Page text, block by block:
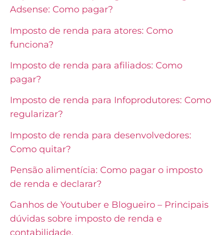
Adsense: Como pagar?
Imposto de renda para atores: Como
funciona?
Imposto de renda para afiliados: Como
pagar?
Imposto de renda para Infoprodutores: Como
regularizar?
Imposto de renda para desenvolvedores:
Como quitar?
Pensão alimentícia: Como pagar o imposto
de renda e declarar?
Ganhos de Youtuber e Blogueiro – Principais
dúvidas sobre imposto de renda e
contabilidade.